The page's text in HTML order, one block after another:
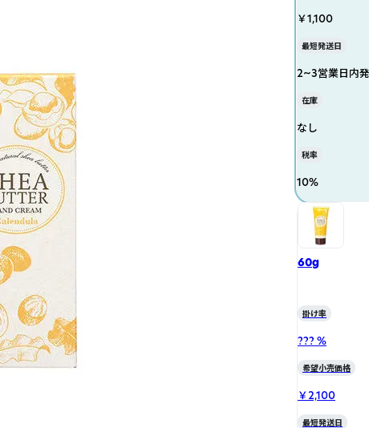
￥1,100
最短発送日
2~3営業日内
在庫
なし
税率
10%
60g
掛け率
??? %
希望小売価格
￥2,100
最短発送日